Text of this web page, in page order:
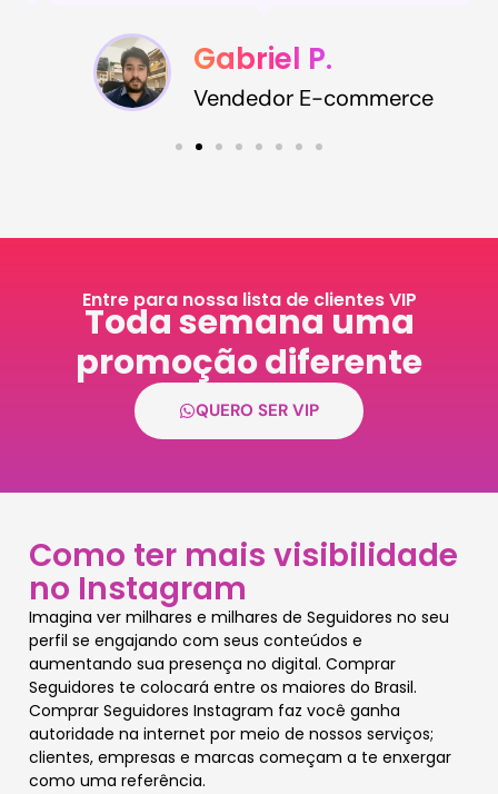
Gabriel P.
Vendedor E-commerce
Entre para nossa lista de clientes VIP
Toda semana uma
promoção diferente​
QUERO SER VIP
Como ter mais visibilidade
no Instagram
Imagina ver milhares e milhares de Seguidores no seu
perfil se engajando com seus conteúdos e
aumentando sua presença no digital. Comprar
Seguidores te colocará entre os maiores do Brasil.
Comprar Seguidores Instagram faz você ganha
autoridade na internet por meio de nossos serviços;
clientes, empresas e marcas começam a te enxergar
como uma referência.